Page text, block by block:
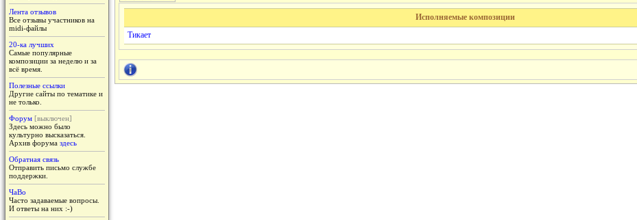
Лента отзывов
Все отзывы участников на
midi-файлы
20-ка лучших
Самые популярные
композиции за неделю и за
всё время.
Полезные ссылки
Другие сайты по тематике и
не только.
Форум [выключен]
Здесь можно было
культурно высказаться.
Архив форума здесь
Обратная связь
Отправить письмо службе
поддержки.
ЧаВо
Часто задаваемые вопросы.
И ответы на них :-)
Исполняемые композиции
Тикает